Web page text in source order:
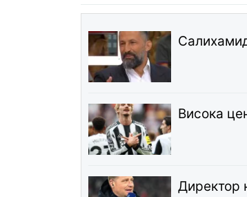
Висока
Директор